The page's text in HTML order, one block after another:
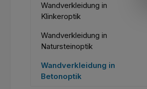
Wandverkleidung in
Klinkeroptik
Wandverkleidung in
Natursteinoptik
Wandverkleidung in
Betonoptik